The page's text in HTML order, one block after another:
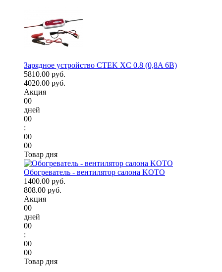
Зарядное устройство CTEK XC 0.8 (0,8A 6В)
5810.00 руб.
4020.00 руб.
Акция
00
дней
00
:
00
00
Товар дня
Обогреватель - вентилятор салона KOTO
1400.00 руб.
808.00 руб.
Акция
00
дней
00
:
00
00
Товар дня